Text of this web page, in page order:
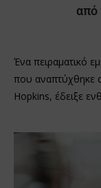
από
Ένα πειραματικό
που αναπτύχθηκε
Hopkins, έδειξε